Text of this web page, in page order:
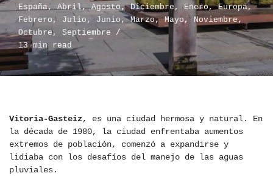
España,Abril,Agosto,Diciembre ,Enero,Europa,
Febrero , Julio , Junio ,Marzo,Mayo , Noviembre ,
Octubre, Septiembre
13 min read
Vitoria-Gasteiz, es una ciudad hermosa y natural. En
la década de 1980, la ciudad enfrentaba aumentos
extremos de población, comenzó a expandirse y
lidiaba con los desafíos del manejo de las aguas
pluviales.